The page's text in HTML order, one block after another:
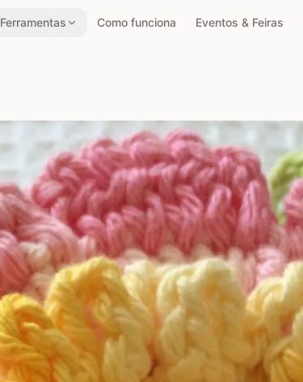
Ferramentas Como funciona Eventos & Feiras